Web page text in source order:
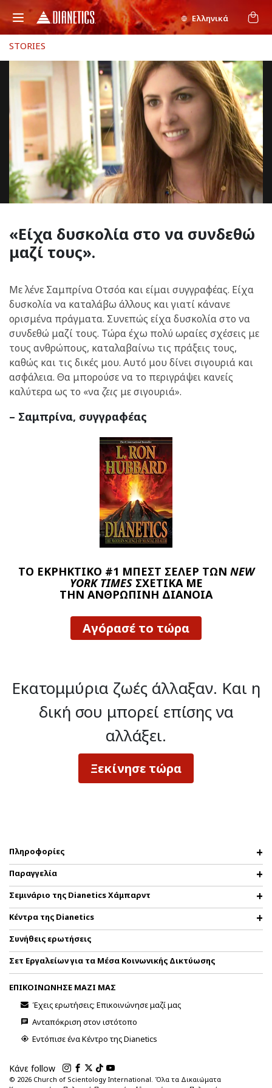
Ελληνικά
STORIES
«Είχα δυσκολία στο να συνδεθώ
μαζί τους».
Με λένε Σαμπρίνα Οτσόα και είμαι συγγραφέας. Είχα
δυσκολία να καταλάβω άλλους και γιατί κάνανε
ορισμένα πράγματα. Συνεπώς είχα δυσκολία στο να
συνδεθώ μαζί τους. Τώρα έχω πολύ ωραίες σχέσεις με
τους ανθρώπους, καταλαβαίνω τις πράξεις τους,
καθώς και τις δικές μου. Αυτό μου δίνει σιγουριά και
ασφάλεια. Θα μπορούσε να το περιγράψει κανείς
καλύτερα ως το «ναζεις με σιγουριά».
– Σαμπρίνα, συγγραφέας
ΤΟ ΕΚΡΗΚΤΙΚΟ #1 ΜΠΕΣΤ ΣΕΛΕΡ ΤΩΝ NEW
YORK TIMESΣΧΕΤΙΚΑ ΜΕ
ΤΗΝ ΑΝΘΡΩΠΙΝΗ ΔΙΑΝΟΙΑ
Αγόρασέ το τώρα
Εκατομμύρια ζωές άλλαξαν. Και η
δική σου μπορεί επίσης να
αλλάξει.
Ξεκίνησε τώρα
Πληροφορίες
Παραγγελία
Σεμινάριο της Dianetics Χάμπαρντ
Κέντρα της Dianetics
Συνήθεις ερωτήσεις
Σετ Εργαλείων για τα Μέσα Κοινωνικής Δικτύωσης
ΕΠΙΚΟΙΝΩΝΗΣΕ ΜΑΖΙ ΜΑΣ
Έχεις ερωτήσεις; Επικοινώνησε μαζί μας
Ανταπόκριση στον ιστότοπο
Εντόπισε ένα Κέντρο της Dianetics
Κάνε follow
© 2026 Church of Scientology International. Όλα τα Δικαιώματα